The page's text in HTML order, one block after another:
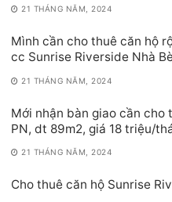
21 THÁNG NĂM, 2024
Mình cần cho thuê căn hộ
cc Sunrise Riverside Nhà
21 THÁNG NĂM, 2024
Mới nhận bàn giao cần cho
PN, dt 89m2, giá 18 triệu/
21 THÁNG NĂM, 2024
Cho thuê căn hộ Sunrise